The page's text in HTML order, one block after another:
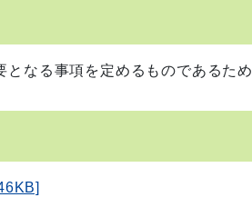
なる事項を定めるものであるため